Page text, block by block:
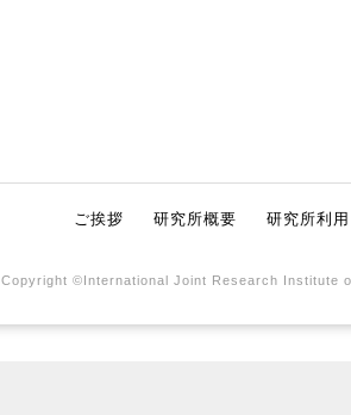
ご挨拶 研究所概要 研究所利
Copyright ©International Joint Research Institute